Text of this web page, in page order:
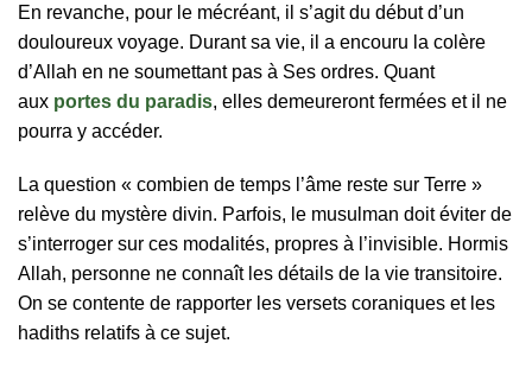
En revanche, pour le mécréant, il s’agit du début d’un
douloureux voyage. Durant sa vie, il a encouru la colère
d’Allah en ne soumettant pas à Ses ordres. Quant
aux portes du paradis, elles demeureront fermées et il ne
pourra y accéder.
La question « combien de temps l’âme reste sur Terre »
relève du mystère divin. Parfois, le musulman doit éviter de
s’interroger sur ces modalités, propres à l’invisible. Hormis
Allah, personne ne connaît les détails de la vie transitoire.
On se contente de rapporter les versets coraniques et les
hadiths relatifs à ce sujet.